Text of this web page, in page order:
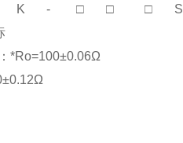
K - □ □ □ S
*Ro=100±0.06Ω